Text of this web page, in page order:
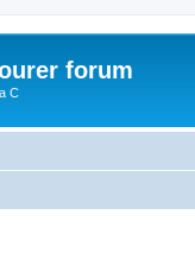
forum
C